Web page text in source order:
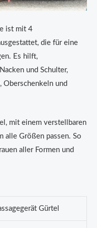
ist mit 4
die für eine
Es hilft,
und Schulter,
Oberschenkeln und
mit einem verstellbaren
alle Größen passen. So
aller Formen und
Gürtel